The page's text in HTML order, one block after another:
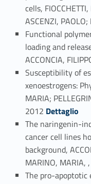
cells,
ASCENZI,
Functional
loading and
ACCONCIA,
Susceptibility of
xenoestrogens:
MARIA;
2012 Link identifier #identifier_person_162785-60
Dettaglio
The naringenin-
cancer cell lines
background,
MARINO, MARIA,
The pro-apoptotic